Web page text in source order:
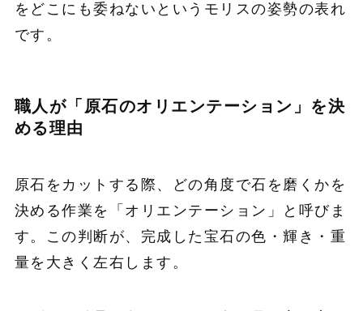
をどこにも委ねないというモリスの姿勢の表れ
です。
職人が「原石のオリエンテーション」を決
める理由
原石をカットする際、どの角度で石を磨くかを
決める作業を「オリエンテーション」と呼びま
す。この判断が、完成した宝石の色・輝き・重
量を大きく左右します。